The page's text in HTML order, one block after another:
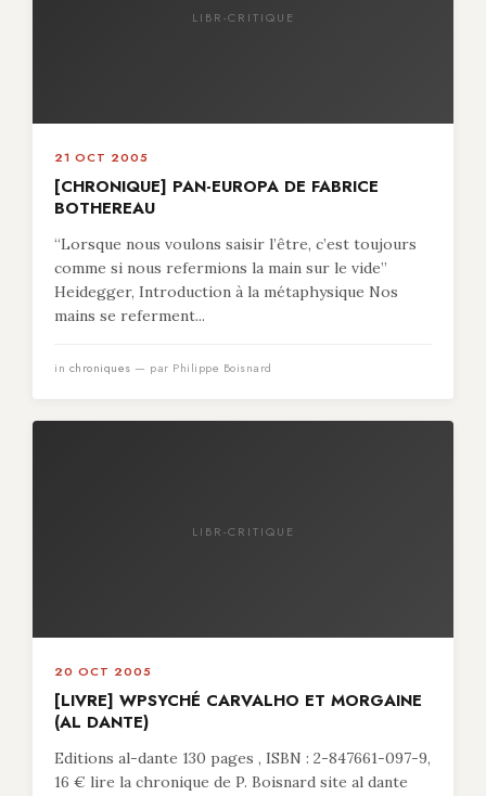
LIBR-CRITIQUE
21 OCT 2005
[CHRONIQUE] PAN-EUROPA DE FABRICE
BOTHEREAU
“Lorsque nous voulons saisir l’être, c’est toujours
comme si nous refermions la main sur le vide”
Heidegger, Introduction à la métaphysique Nos
mains se referment...
in chroniques — par Philippe Boisnard
LIBR-CRITIQUE
20 OCT 2005
[LIVRE] WPSYCHÉ CARVALHO ET MORGAINE
(AL DANTE)
Editions al-dante 130 pages , ISBN : 2-847661-097-9,
16 € lire la chronique de P. Boisnard site al dante